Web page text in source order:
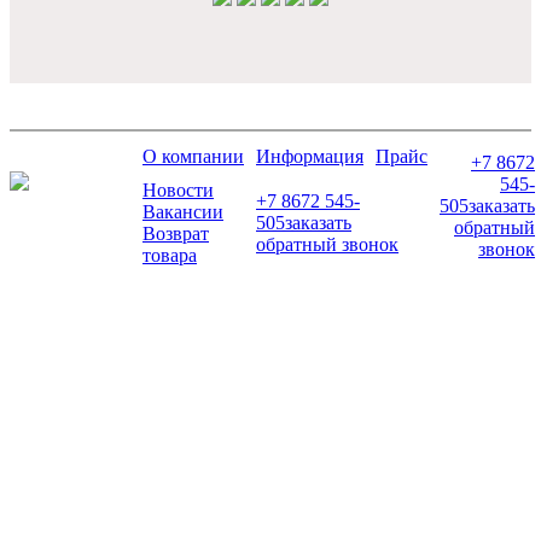
О компании Информация Прайс
Новости
Вакансии
Возврат
товара
+7 8672 545-
505заказать
обратный звонок
+7 8672
545-
505заказать
обратный
звонок